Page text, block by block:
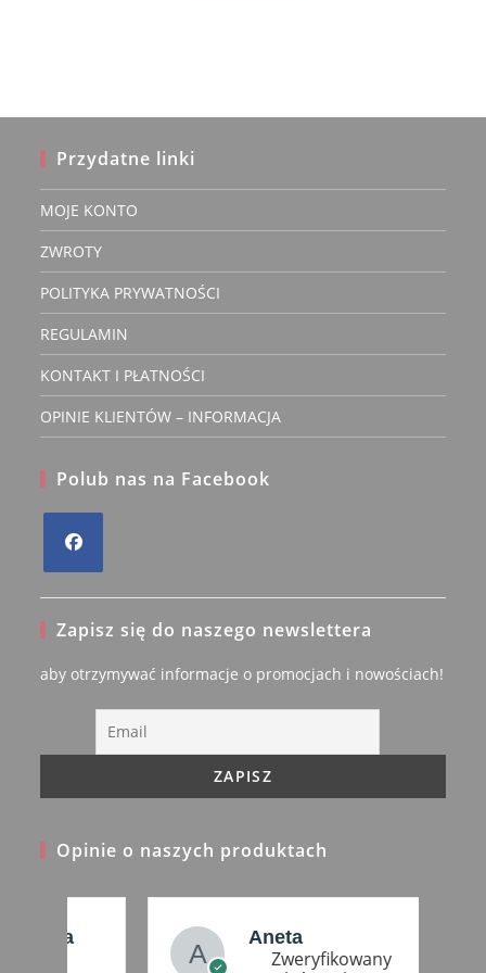
Przydatne linki
MOJE KONTO
ZWROTY
POLITYKA PRYWATNOŚCI
REGULAMIN
KONTAKT I PŁATNOŚCI
OPINIE KLIENTÓW – INFORMACJA
Polub nas na Facebook
a
new
Zapisz się do naszego newslettera
aby otrzymywać informacje o promocjach i nowościach!
Opinie o naszych produktach
Aneta
Zweryfikowany